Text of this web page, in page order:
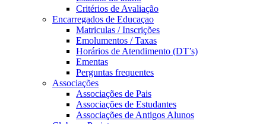
Critérios de Avaliação
Encarregados de Educaçao
Matriculas / Inscrições
Emolumentos / Taxas
Horários de Atendimento (DT’s)
Ementas
Perguntas frequentes
Associações
Associações de Pais
Associações de Estudantes
Associações de Antigos Alunos